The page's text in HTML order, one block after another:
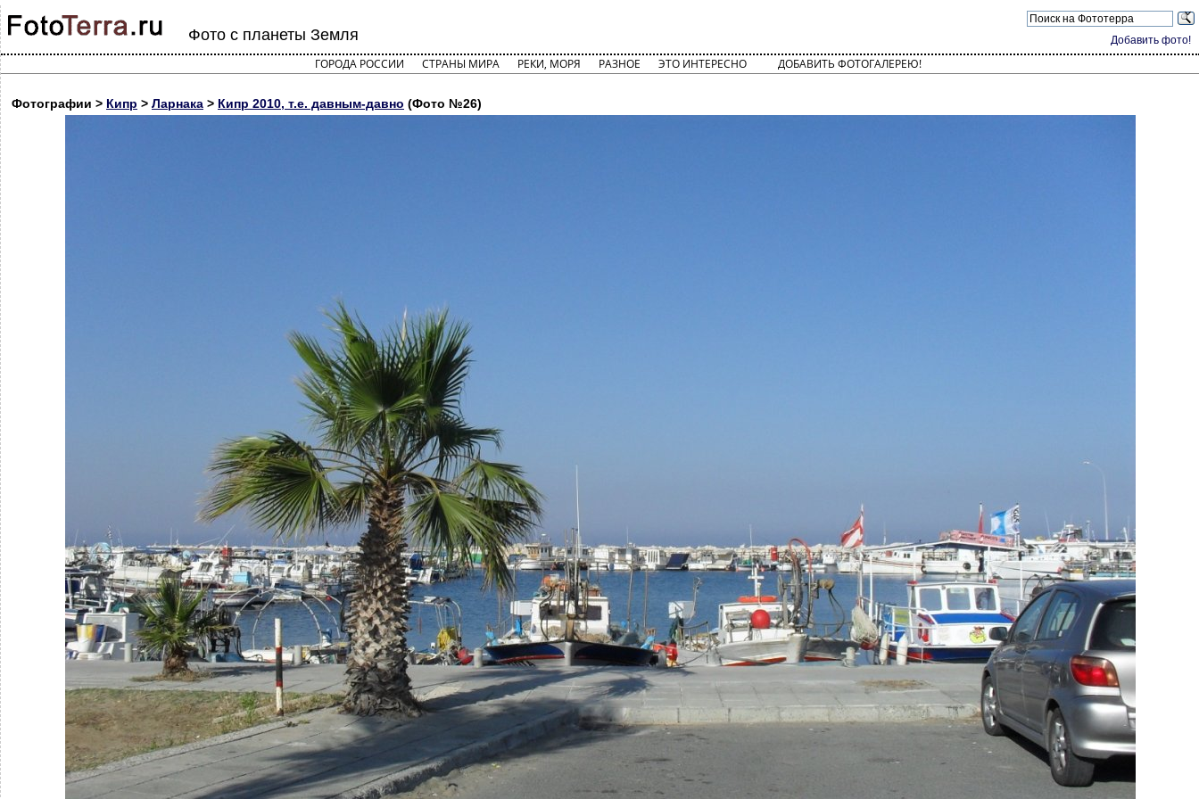
Добавить фото!
Фото с планеты Земля
ГОРОДА РОССИИ СТРАНЫ МИРА РЕКИ, МОРЯ РАЗНОЕ ЭТО ИНТЕРЕСНО ДОБАВИТЬ ФОТОГАЛЕРЕЮ!
Фотографии > Кипр > Ларнака > Кипр 2010, т.е. давным-давно (Фото №26)